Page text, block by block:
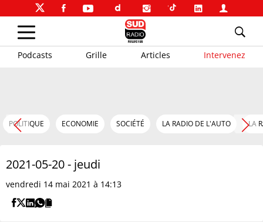
Podcasts Grille Articles Intervenez
POLITIQUE ECONOMIE SOCIÉTÉ LA RADIO DE L'AUTO LA
2021-05-20 - jeudi
vendredi 14 mai 2021 à 14:13